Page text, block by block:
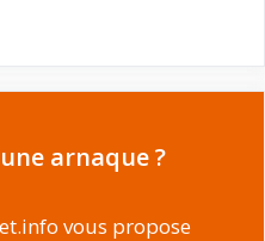
arnaque ?
vous propose